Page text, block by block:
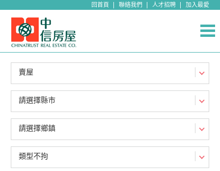
回首頁 聯絡我們 人才招聘 加入最愛
賣屋
請選擇縣市
請選擇鄉鎮
類型不拘